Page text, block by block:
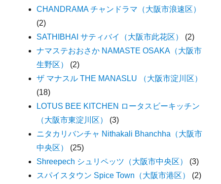
CHANDRAMA チャンドラマ（大阪市浪速区）
(2)
SATHIBHAI サティバイ（大阪市此花区）
(2)
ナマステおおさか NAMASTE OSAKA（大阪市
生野区）
(2)
ザ マナスル THE MANASLU （大阪市淀川区）
(18)
LOTUS BEE KITCHEN ロータスビーキッチン
（大阪市東淀川区）
(3)
ニタカリバンチャ Nithakali Bhanchha（大阪市
中央区）
(25)
Shreepech シュリペッツ（大阪市中央区）
(3)
スパイスタウン Spice Town（大阪市港区）
(2)